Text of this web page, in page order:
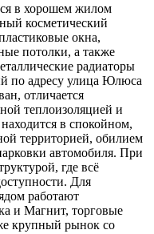
в хорошем жилом
косметический
окна,
потолки, а также
радиаторы
по адресу улица Юлюса
отличается
теплоизоляцией и
в спокойном,
территорией, обилием
автомобиля. При
где всё
Для
работают
и Магнит, торговые
крупный рынок со